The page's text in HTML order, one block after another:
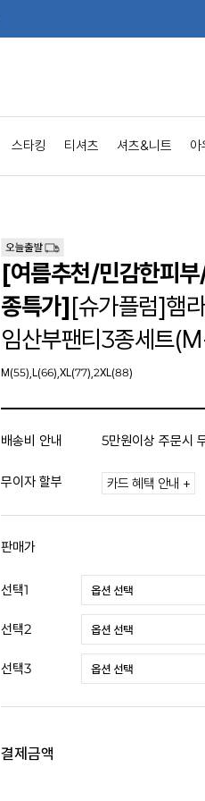
스타킹 티셔츠 셔츠&니트 아
[여름추천/민감한피
종특가][슈가플럼]햄
임산부팬티3종세트
M(55),L(66),XL(77),2XL(88)
배송비 안내 5만원이상 주문시
무이자 할부 카드 혜택 안내 +
판매가
선택1
선택2
선택3
결제금액